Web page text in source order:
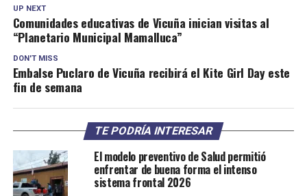
UP NEXT
Comunidades educativas de Vicuña inician visitas al
“Planetario Municipal Mamalluca”
DON'T MISS
Embalse Puclaro de Vicuña recibirá el Kite Girl Day este
fin de semana
TE PODRÍA INTERESAR
El modelo preventivo de Salud permitió
enfrentar de buena forma el intenso
sistema frontal 2026